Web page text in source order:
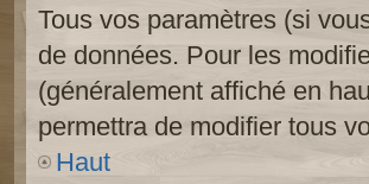
Tous vos paramètres (si
de données. Pour les
(généralement affiché en
permettra de modifier tous
Haut